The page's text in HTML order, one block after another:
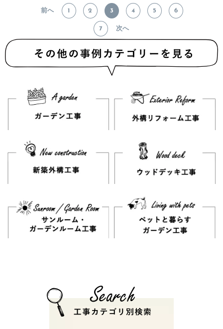
前へ 1 2 3 4 5 6
7 次へ